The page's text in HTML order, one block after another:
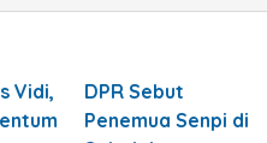
Vidi,
DPR Sebut
Penemua Senpi di